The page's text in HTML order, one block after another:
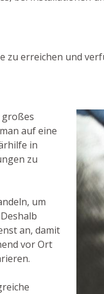
zu erreichen und
großes
auf eine
in
zu
um
an, damit
vor Ort